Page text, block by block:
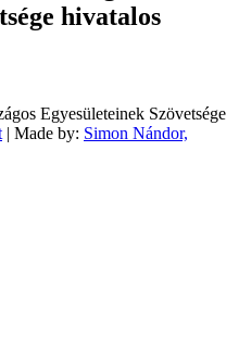
hivatalos
Egyesületeinek Szövetsége
| Made by: Simon Nándor,